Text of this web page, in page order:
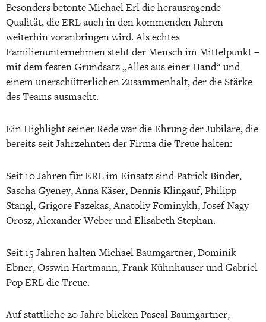
Besonders betonte Michael Erl die herausragende
Qualität, die ERL auch in den kommenden Jahren
weiterhin voranbringen wird. Als echtes
Familienunternehmen steht der Mensch im Mittelpunkt –
mit dem festen Grundsatz „Alles aus einer Hand“ und
einem unerschütterlichen Zusammenhalt, der die Stärke
des Teams ausmacht.
Ein Highlight seiner Rede war die Ehrung der Jubilare, die
bereits seit Jahrzehnten der Firma die Treue halten:
Seit 10 Jahren für ERL im Einsatz sind Patrick Binder,
Sascha Gyeney, Anna Käser, Dennis Klingauf, Philipp
Stangl, Grigore Fazekas, Anatoliy Fominykh, Josef Nagy
Orosz, Alexander Weber und Elisabeth Stephan.
Seit 15 Jahren halten Michael Baumgartner, Dominik
Ebner, Osswin Hartmann, Frank Kühnhauser und Gabriel
Pop ERL die Treue.
Auf stattliche 20 Jahre blicken Pascal Baumgartner,